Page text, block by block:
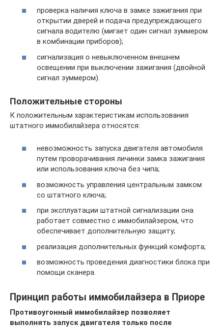
проверка наличия ключа в замке зажигания при
открытии дверей и подача предупреждающего
сигнала водителю (мигает один сигнал зуммером
в комбинации приборов);
сигнализация о невыключенном внешнем
освещении при выключении зажигания (двойной
сигнал зуммером).
Положительные стороны
К положительным характеристикам использования
штатного иммобилайзера относятся:
невозможность запуска двигателя автомобиля
путем проворачивания личинки замка зажигания
или использования ключа без чипа;
возможность управления центральным замком
со штатного ключа;
при эксплуатации штатной сигнализации она
работает совместно с иммобилайзером, что
обеспечивает дополнительную защиту;
реализация дополнительных функций комфорта;
возможность проведения диагностики блока при
помощи сканера.
Принцип работы иммобилайзера в Приоре
Противоугонный иммобилайзер позволяет
выполнять запуск двигателя только после